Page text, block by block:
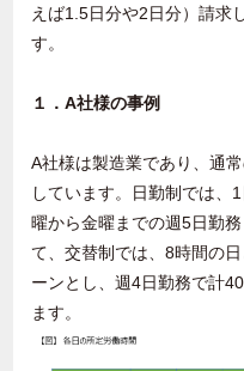
えば1.5日分や2日分）請求
す。
１．A社様の事例
A社様は製造業であり、通
しています。日勤制では、
曜から金曜までの週5日勤
て、交替制では、8時間の
ーンとし、週4日勤務で計
ます。